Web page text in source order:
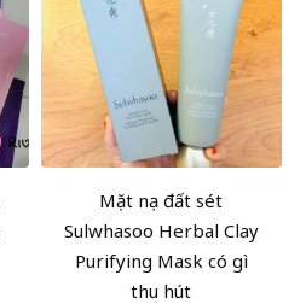
Mặt nạ đất sét
Sulwhasoo Herbal Clay
Purifying Mask có gì
thu hút